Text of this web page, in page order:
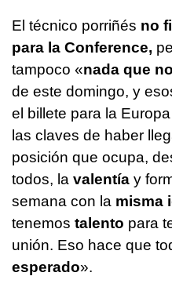
El técnico porriñés no
para la Conference,
tampoco «nada que
de este domingo, y
el billete para la
las claves de haber
posición que ocupa,
todos, la valentía y
semana con la misma
tenemos talento para
unión. Eso hace que
esperado».